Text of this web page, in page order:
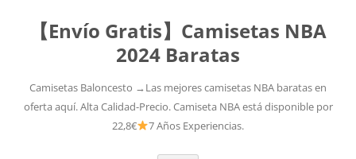
【Envío Gratis】Camisetas NBA
2024 Baratas
Camisetas Baloncesto →Las mejores camisetas NBA baratas en
oferta aquí. Alta Calidad-Precio. Camiseta NBA está disponible por
22,8€
7 Años Experiencias.